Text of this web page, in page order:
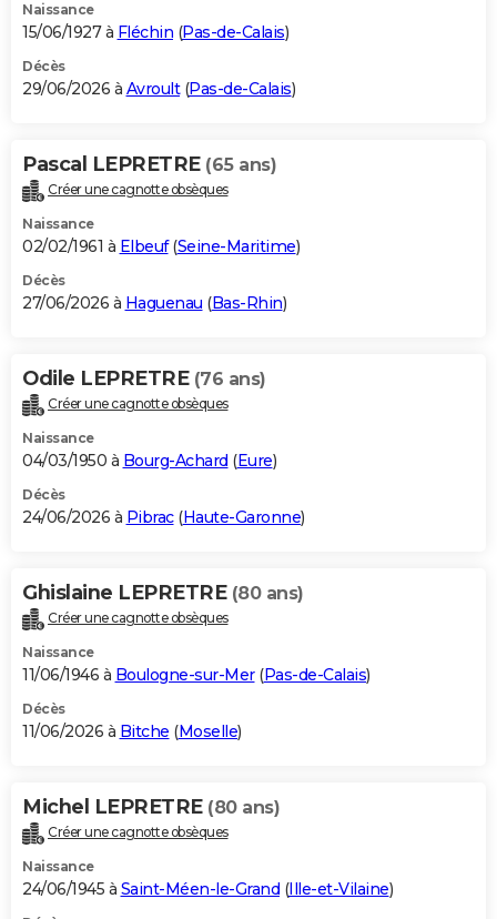
Naissance
15/06/1927 à Fléchin (Pas-de-Calais)
Décès
29/06/2026 à Avroult(Pas-de-Calais)
Pascal LEPRETRE (65 ans)
Créer une cagnotte obsèques
Naissance
02/02/1961 à Elbeuf(Seine-Maritime)
Décès
27/06/2026 à Haguenau (Bas-Rhin)
Odile LEPRETRE (76 ans)
Créer une cagnotte obsèques
Naissance
04/03/1950 à Bourg-Achard (Eure)
Décès
24/06/2026 à Pibrac(Haute-Garonne)
Ghislaine LEPRETRE (80 ans)
Créer une cagnotte obsèques
Naissance
11/06/1946 à Boulogne-sur-Mer(Pas-de-Calais)
Décès
11/06/2026 à Bitche (Moselle)
Michel LEPRETRE (80 ans)
Créer une cagnotte obsèques
Naissance
24/06/1945 à Saint-Méen-le-Grand (Ille-et-Vilaine)